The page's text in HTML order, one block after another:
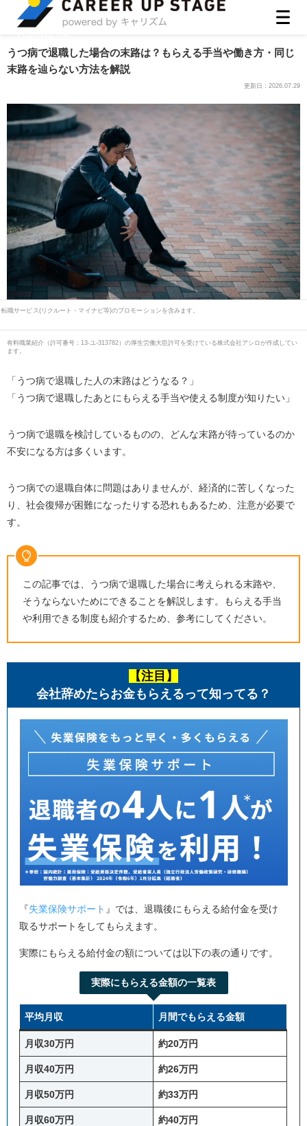
うつ病で退職した場合の末路は？もらえる手当や働き方・同じ
末路を辿らない方法を解説
更新日：2026.07.29
転職サービス(リクルート・マイナビ等)のプロモーションを含みます。
有料職業紹介（許可番号：13-ユ-313782）の厚生労働大臣許可を受けている株式会社アシロが作成してい
ます。
「うつ病で退職した人の末路はどうなる？」
「うつ病で退職したあとにもらえる手当や使える制度が知りたい」
うつ病で退職を検討しているものの、どんな末路が待っているのか
不安になる方は多くいます。
うつ病での退職自体に問題はありませんが、経済的に苦しくなった
り、社会復帰が困難になったりする恐れもあるため、注意が必要で
す。
この記事では、うつ病で退職した場合に考えられる末路や、
そうならないためにできることを解説します。もらえる手当
や利用できる制度も紹介するため、参考にしてください。
【注目】
会社辞めたらお金もらえるって知ってる？
『失業保険サポート 』では、退職後にもらえる給付金を受け
取るサポートをしてもらえます。
実際にもらえる給付金の額については以下の表の通りです。
実際にもらえる金額の一覧表
平均月収 月間でもらえる金額
月収30万円 約20万円
月収40万円 約26万円
月収50万円 約33万円
月収60万円 約40万円